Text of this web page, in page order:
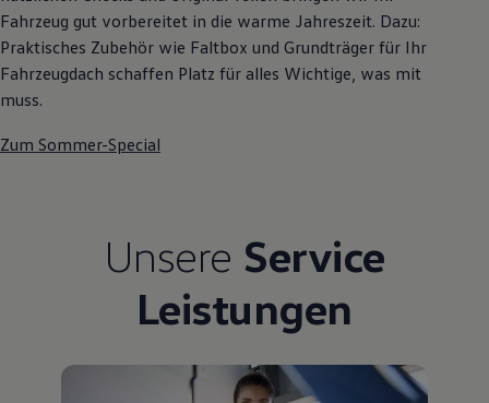
Fahrzeug gut vorbereitet in die warme Jahreszeit. Dazu:
Praktisches Zubehör wie Faltbox und Grundträger für Ihr
Fahrzeugdach schaffen Platz für alles Wichtige, was mit
muss.
Zum Sommer-Special
Unsere Service
Leistungen